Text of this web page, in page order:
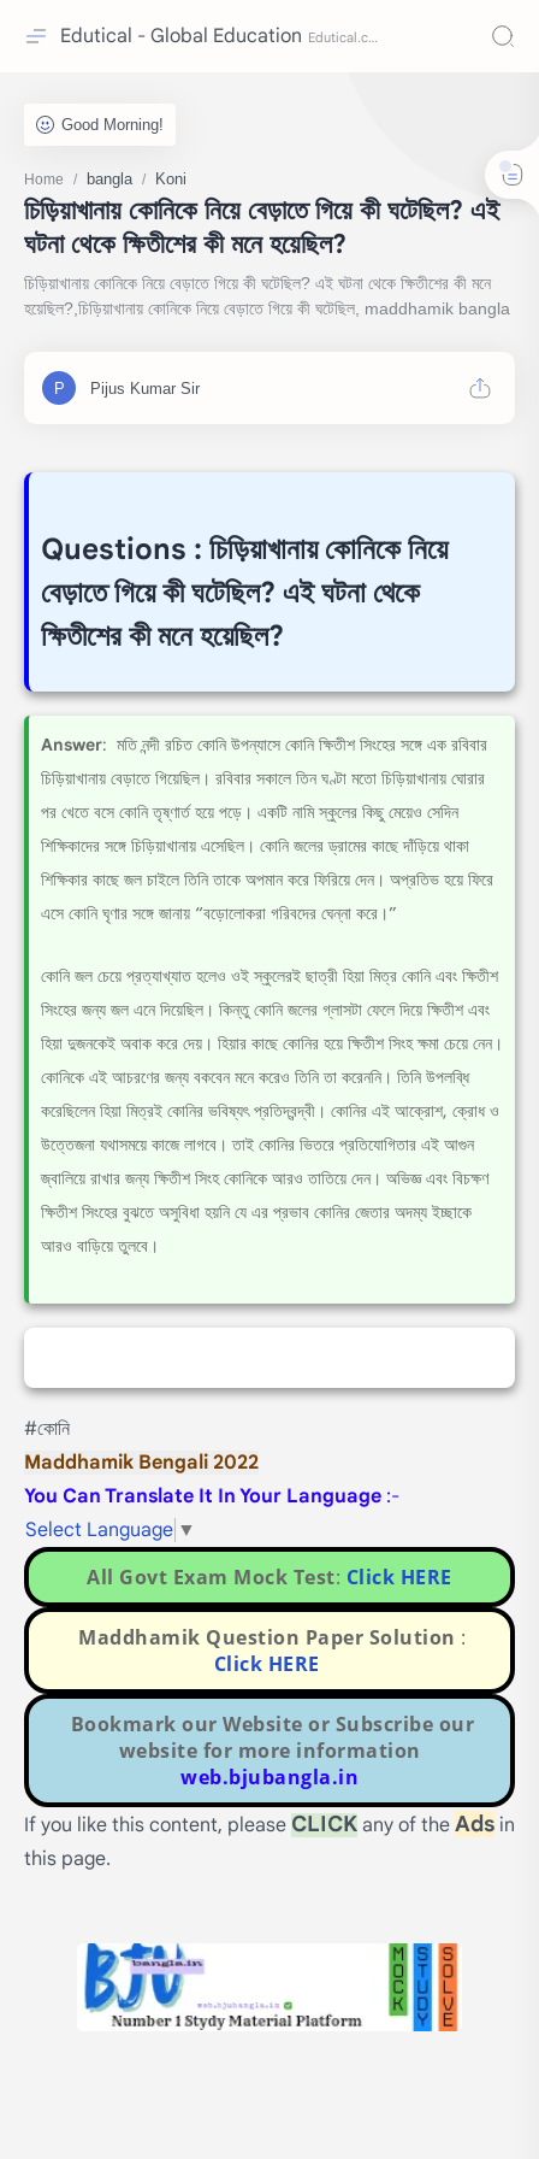
Edutical - Global Education
Home bangla Koni
চিড়িয়াখানায় কোনিকে নিয়ে বেড়াতে গিয়ে কী ঘটেছিল? এই
ঘটনা থেকে ক্ষিতীশের কী মনে হয়েছিল?
চিড়িয়াখানায় কোনিকে নিয়ে বেড়াতে গিয়ে কী ঘটেছিল? এই ঘটনা থেকে ক্ষিতীশের কী মনে
হয়েছিল?,চিড়িয়াখানায় কোনিকে নিয়ে বেড়াতে গিয়ে কী ঘটেছিল, maddhamik bangla
Questions : চিড়িয়াখানায় কোনিকে নিয়ে
বেড়াতে গিয়ে কী ঘটেছিল? এই ঘটনা থেকে
ক্ষিতীশের কী মনে হয়েছিল?
Answer: মতি নন্দী রচিত কোনি উপন্যাসে কোনি ক্ষিতীশ সিংহের সঙ্গে এক রবিবার
চিড়িয়াখানায় বেড়াতে গিয়েছিল। রবিবার সকালে তিন ঘণ্টা মতো চিড়িয়াখানায় ঘোরার
পর খেতে বসে কোনি তৃষ্ণার্ত হয়ে পড়ে। একটি নামি স্কুলের কিছু মেয়েও সেদিন
শিক্ষিকাদের সঙ্গে চিড়িয়াখানায় এসেছিল। কোনি জলের ড্রামের কাছে দাঁড়িয়ে থাকা
শিক্ষিকার কাছে জল চাইলে তিনি তাকে অপমান করে ফিরিয়ে দেন। অপ্রতিভ হয়ে ফিরে
এসে কোনি ঘৃণার সঙ্গে জানায় “বড়োলোকরা গরিবদের ঘেন্না করে।”
কোনি জল চেয়ে প্রত্যাখ্যাত হলেও ওই স্কুলেরই ছাত্রী হিয়া মিত্র কোনি এবং ক্ষিতীশ
সিংহের জন্য জল এনে দিয়েছিল। কিন্তু কোনি জলের গ্লাসটা ফেলে দিয়ে ক্ষিতীশ এবং
হিয়া দুজনকেই অবাক করে দেয়। হিয়ার কাছে কোনির হয়ে ক্ষিতীশ সিংহ ক্ষমা চেয়ে নেন।
কোনিকে এই আচরণের জন্য বকবেন মনে করেও তিনি তা করেননি। তিনি উপলব্ধি
করেছিলেন হিয়া মিত্রই কোনির ভবিষ্যৎ প্রতিদ্বন্দ্বী। কোনির এই আক্রোশ, ক্রোধ ও
উত্তেজনা যথাসময়ে কাজে লাগবে। তাই কোনির ভিতরে প্রতিযোগিতার এই আগুন
জ্বালিয়ে রাখার জন্য ক্ষিতীশ সিংহ কোনিকে আরও তাতিয়ে দেন। অভিজ্ঞ এবং বিচক্ষণ
ক্ষিতীশ সিংহের বুঝতে অসুবিধা হয়নি যে এর প্রভাব কোনির জেতার অদম্য ইচ্ছাকে
আরও বাড়িয়ে তুলবে।
#কোনি
Maddhamik Bengali 2022
You Can Translate It In Your Language :-
Select Language ▼
All Govt Exam Mock Test: Click HERE
Maddhamik Question Paper Solution :
Click HERE
Bookmark our Website or Subscribe our
website for more information
web.bjubangla.in
If you like this content, please CLICK any of the Ads in
this page.